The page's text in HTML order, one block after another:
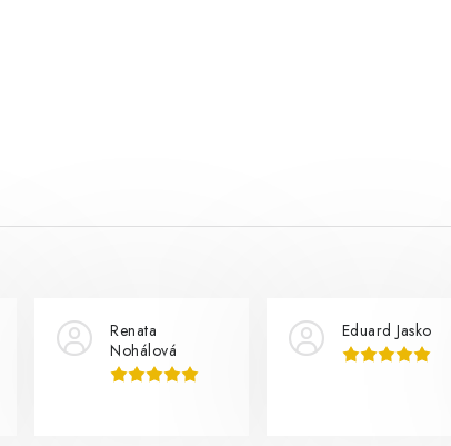
Renata
Nohálová
Eduard Jasko